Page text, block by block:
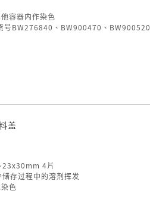
容器内作染色
号BW276840、BW900470、BW900520
盖
4片
存过程中的溶剂挥发
色